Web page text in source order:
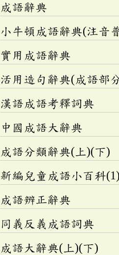
成語辭典
小牛頓成語辭典(注音
實用成語辭典
活用造句辭典(成語部
漢語成語考釋詞典
中國成語大辭典
成語分類辭典(上)(下)
新編兒童成語小百科
成語辨正辭典
同義反義成語詞典
成語大辭典(上)(下)